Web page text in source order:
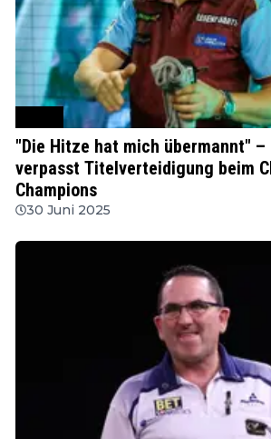
"Die Hitze hat mich übermannt" –
verpasst Titelverteidigung beim
Champions
30 Juni 2025